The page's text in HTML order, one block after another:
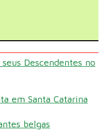
Descendentes no
em Santa Catarina
belgas